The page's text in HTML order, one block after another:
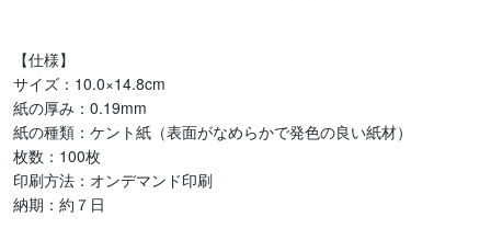
【仕様】
サイズ：10.0×14.8cm
紙の厚み：0.19mm
紙の種類：ケント紙（表面がなめらかで発色の良い紙材）
枚数：100枚
印刷方法：オンデマンド印刷
納期：約７日